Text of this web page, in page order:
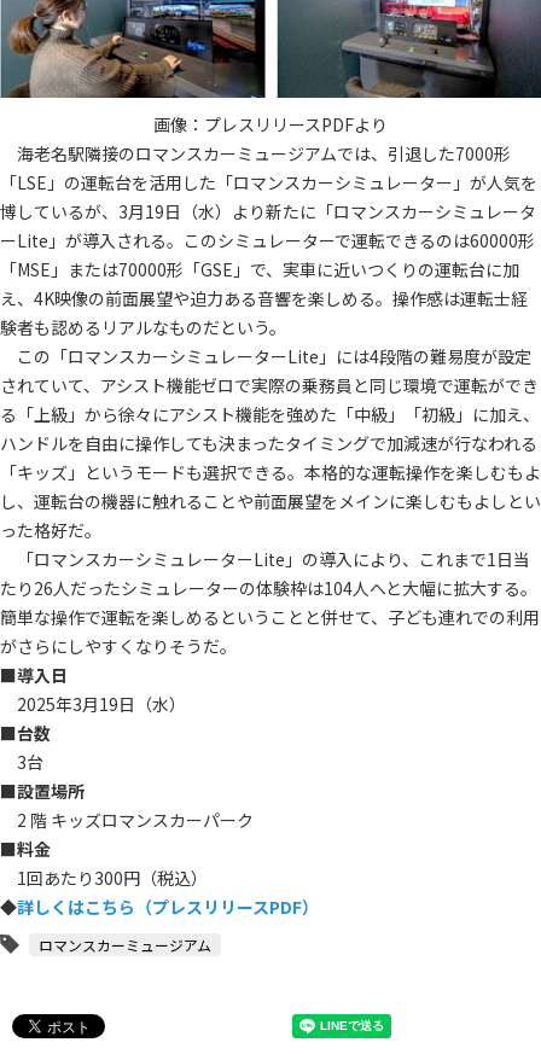
画像：プレスリリースPDFより
海老名駅隣接のロマンスカーミュージアムでは、引退した7000形
「LSE」の運転台を活用した「ロマンスカーシミュレーター」が人気を
博しているが、3月19日（水）より新たに「ロマンスカーシミュレータ
ーLite」が導入される。このシミュレーターで運転できるのは60000形
「MSE」または70000形「GSE」で、実車に近いつくりの運転台に加
え、4K映像の前面展望や迫力ある音響を楽しめる。操作感は運転士経
験者も認めるリアルなものだという。
この「ロマンスカーシミュレーターLite」には4段階の難易度が設定
されていて、アシスト機能ゼロで実際の乗務員と同じ環境で運転ができ
る「上級」から徐々にアシスト機能を強めた「中級」「初級」に加え、
ハンドルを自由に操作しても決まったタイミングで加減速が行なわれる
「キッズ」というモードも選択できる。本格的な運転操作を楽しむもよ
し、運転台の機器に触れることや前面展望をメインに楽しむもよしとい
った格好だ。
「ロマンスカーシミュレーターLite」の導入により、これまで1日当
たり26人だったシミュレーターの体験枠は104人へと大幅に拡大する。
簡単な操作で運転を楽しめるということと併せて、子ども連れでの利用
がさらにしやすくなりそうだ。
■導入日
2025年3月19日（水）
■台数
3台
■設置場所
2 階 キッズロマンスカーパーク
■料金
1回あたり300円（税込）
◆詳しくはこちら（プレスリリースPDF）
ロマンスカーミュージアム